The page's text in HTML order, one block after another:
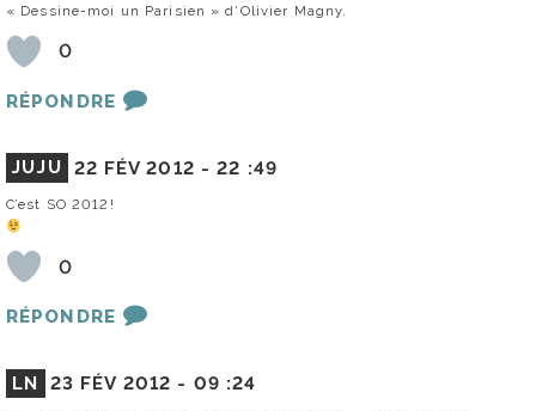
« Dessine-moi un Parisien » d’Olivier Magny.
0
RÉPONDRE
JUJU 22 FÉV 2012 -22 :49
C’est SO 2012!
0
RÉPONDRE
LN 23 FÉV 2012 - 09 :24